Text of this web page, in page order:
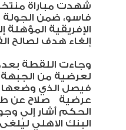
شهدت مباراة
فاسو، ضمن الجولة
إلغاء هدف لصالح
وجاءت اللقطة
لعرضية من
فيصل الذي وضعها
عرضية صلاح عن
الحكم أشار إلى
البنك الاهلي